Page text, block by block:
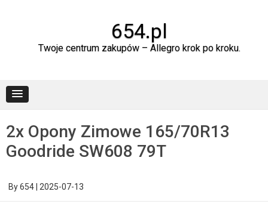
654.pl
Twoje centrum zakupów – Allegro krok po kroku.
2x Opony Zimowe 165/70R13
Goodride SW608 79T
By654 2025-07-13